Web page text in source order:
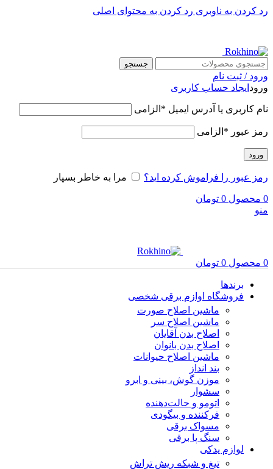
رد کردن به ناوبری رد کردن به محتوای اصلی
جستجو
ورود / ثبت نام
ورود ایجاد حساب کاربری
نام کاربری یا آدرس ایمیل * الزامی
رمز عبور * الزامی
ورود
رمز عبور را فراموش کرده اید؟ مرا به خاطر بسپار
0 محصول 0 تومان
منو
0 محصول 0 تومان
برندها
فروشگاه اوازم برقی شخصی
ماشین اصلاح صورت
ماشین اصلاح سر
اصلاح بدن آقایان
اصلاح بدن بانوان
ماشین اصلاح حیوانات
بند انداز
موزن گوش، بینی و ابرو
سشوار
اتومو و حالت‌دهنده
فرکننده و بیگودی
مسواک برقی
سنگ پا برقی
لوازم یدکی
تیغ و شبکه ریش تراش